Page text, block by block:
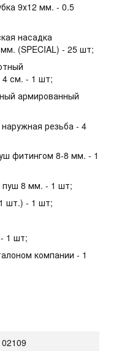
9х12 мм. - 0.5
насадка
(SPECIAL) - 25 шт;
4 см. - 1 шт;
армированный
резьба - 4
фитингом 8-8 мм. - 1
пуш 8 мм. - 1 шт;
шт.) - 1 шт;
1 шт;
компании - 1
02109